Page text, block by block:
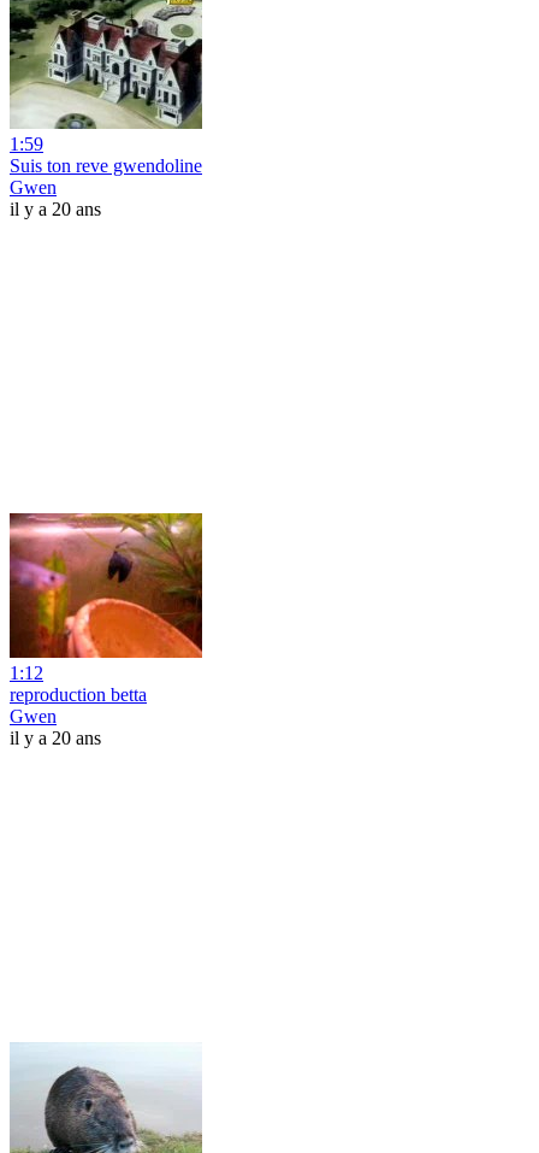
1:59
Suis ton reve gwendoline
Gwen
il y a 20 ans
1:12
reproduction betta
Gwen
il y a 20 ans